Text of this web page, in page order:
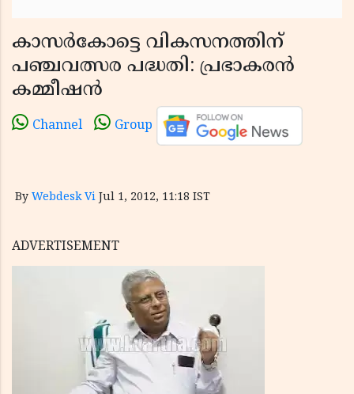
കാസര്‍കോട്ടെ വികസനത്തിന്
പഞ്ചവത്സര പദ്ധതി: പ്രഭാകരന്‍
കമ്മീഷന്‍
Channel Group
By Webdesk Vi Jul 1, 2012, 11:18 IST
ADVERTISEMENT